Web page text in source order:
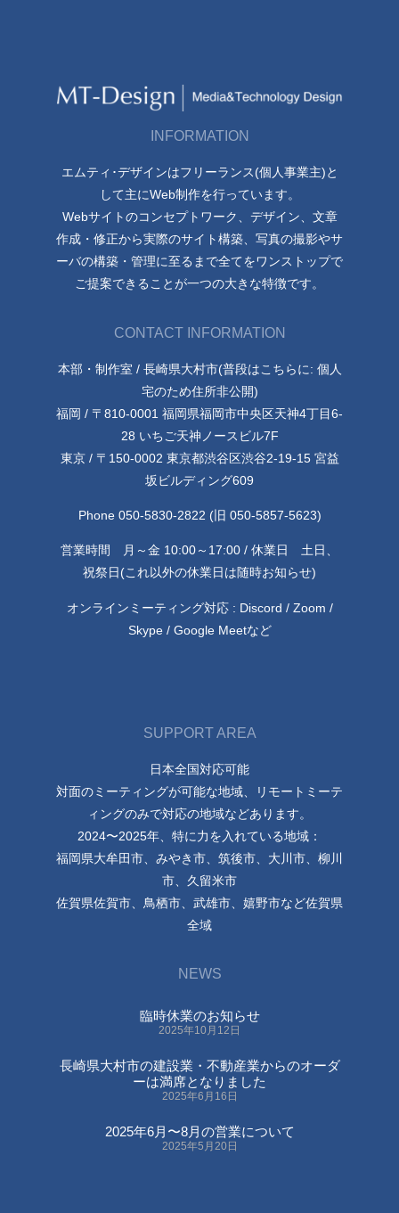
INFORMATION
エムティ･デザインはフリーランス(個人事業主)と
して主にWeb制作を行っています。
Webサイトのコンセプトワーク、デザイン、文章
作成・修正から実際のサイト構築、写真の撮影やサ
ーバの構築・管理に至るまで全てをワンストップで
ご提案できることが一つの大きな特徴です。
CONTACT INFORMATION
本部・制作室 / 長崎県大村市(普段はこちらに: 個人
宅のため住所非公開)
福岡 / 〒810-0001 福岡県福岡市中央区天神4丁目6-
28 いちご天神ノースビル7F
東京 / 〒150-0002 東京都渋谷区渋谷2-19-15 宮益
坂ビルディング609
Phone 050-5830-2822 (旧 050-5857-5623)
営業時間 月～金 10:00～17:00 / 休業日 土日、
祝祭日(これ以外の休業日は随時お知らせ)
オンラインミーティング対応 : Discord / Zoom /
Skype / Google Meetなど
SUPPORT AREA
日本全国対応可能
対面のミーティングが可能な地域、リモートミーテ
ィングのみで対応の地域などあります。
2024〜2025年、特に力を入れている地域：
福岡県大牟田市、みやき市、筑後市、大川市、柳川
市、久留米市
佐賀県佐賀市、鳥栖市、武雄市、嬉野市など佐賀県
全域
NEWS
臨時休業のお知らせ
2025年10月12日
長崎県大村市の建設業・不動産業からのオーダ
ーは満席となりました
2025年6月16日
2025年6月〜8月の営業について
2025年5月20日